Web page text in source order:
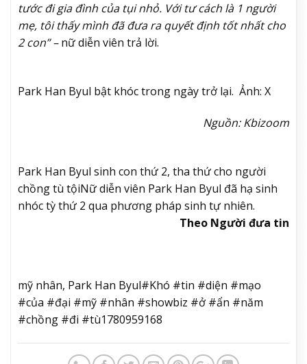
tước đi gia đình của tụi nhỏ. Với tư cách là 1 người
mẹ, tôi thấy mình đã đưa ra quyết định tốt nhất cho
2 con” –nữ diễn viên trả lời.
Park Han Byul bật khóc trong ngày trở lại. Ảnh: X
Nguồn: Kbizoom
Park Han Byul sinh con thứ 2, tha thứ cho người
chồng tù tộiNữ diễn viên Park Han Byul đã hạ sinh
nhóc tỳ thứ 2 qua phương pháp sinh tự nhiên.
Theo Người đưa tin
mỹ nhân, Park Han Byul#Khó #tin #diện #mạo
#của #đại #mỹ #nhân #showbiz #ở #ẩn #năm
#chồng #đi #tù1780959168